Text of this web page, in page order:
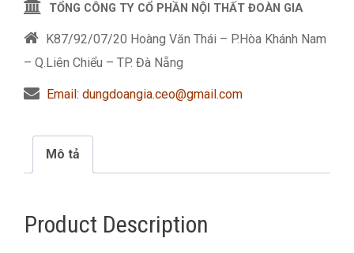
TỔNG CÔNG TY CỔ PHẦN NỘI THẤT ĐOÀN GIA
K87/92/07/20 Hoàng Văn Thái – P.Hòa Khánh Nam
– Q.Liên Chiểu – TP. Đà Nẵng
Email: dungdoangia.ceo@gmail.com
Mô tả
Product Description